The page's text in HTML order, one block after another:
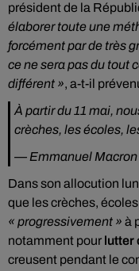
président de la
élaborer toute une
forcément par de très
ce ne sera pas du tout
différent », a-t-il
À partir du 11 mai,
crèches, les écoles,
— Emmanuel
Dans son allocution
que les crèches,
« progressivement » à
notamment pour lutter
creusent pendant le